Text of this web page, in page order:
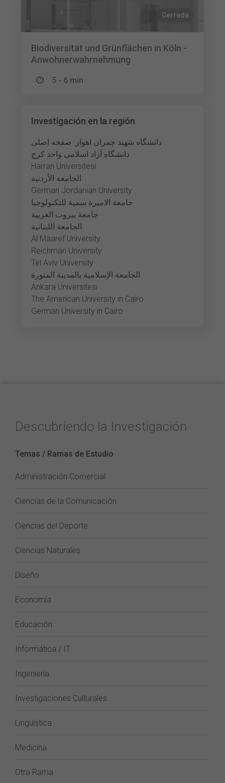
Cerrada
Biodiversität und Grünflächen in Köln -
Anwohnerwahrnehmung
5 - 6 min
Investigación en la región
دانشگاه شهید چمران اهواز: صفحه اصلی
دانشگاه آزاد اسلامی واحد کرج
Harran Üniversitesi
الجامعة الأردنية
German Jordanian University
جامعة الاميرة سمية للتكنولوجيا
جامعة بيروت العربية
الجامعة اللبنانية
Al Maaref University
Reichman University
Tel Aviv University
الجامعة الإسلامية بالمدينة المنورة
Ankara Üniversitesi
The American University in Cairo
German University in Cairo
Descubriendo la Investigación
Temas / Ramas de Estudio
Administración Comercial
Ciencias de la Comunicación
Ciencias del Deporte
Ciencias Naturales
Diseño
Economía
Educación
Informática / IT
Ingeniería
Investigaciones Culturales
Lingüística
Medicina
Otra Rama